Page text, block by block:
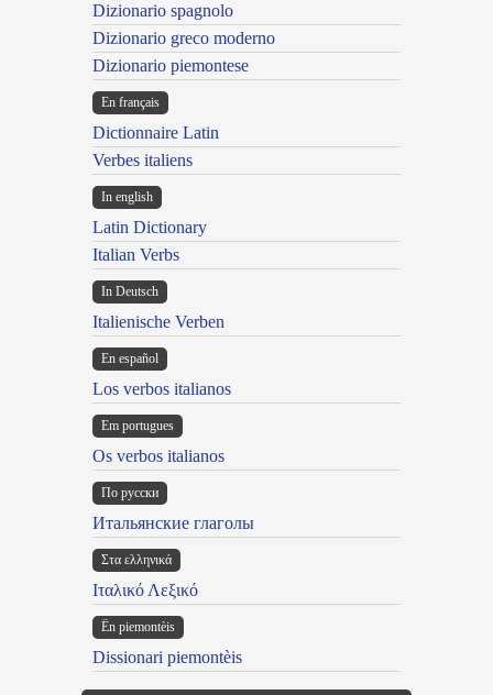
Dizionario spagnolo
Dizionario greco moderno
Dizionario piemontese
En français
Dictionnaire Latin
Verbes italiens
In english
Latin Dictionary
Italian Verbs
In Deutsch
Italienische Verben
En español
Los verbos italianos
Em portugues
Os verbos italianos
По русски
Итальянские глаголы
Στα ελληνικά
Ιταλικό Λεξικό
Ën piemontèis
Dissionari piemontèis